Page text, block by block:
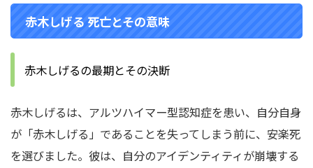
赤木しげる 死亡とその意味
赤木しげるの最期とその決断
赤木しげるは、アルツハイマー型認知症を患い、自分自身
が「赤木しげる」であることを失ってしまう前に、安楽死
を選びました。彼は、自分のアイデンティティが崩壊する